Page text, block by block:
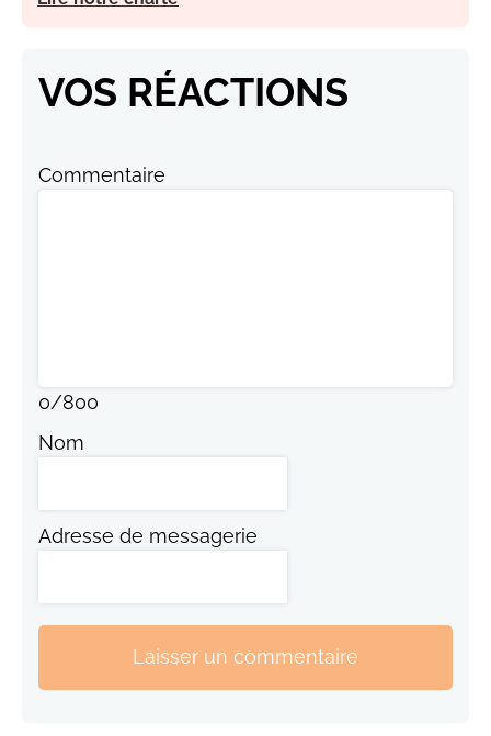
VOS RÉACTIONS
Commentaire
0/800
Nom
Adresse de messagerie
Laisser un commentaire